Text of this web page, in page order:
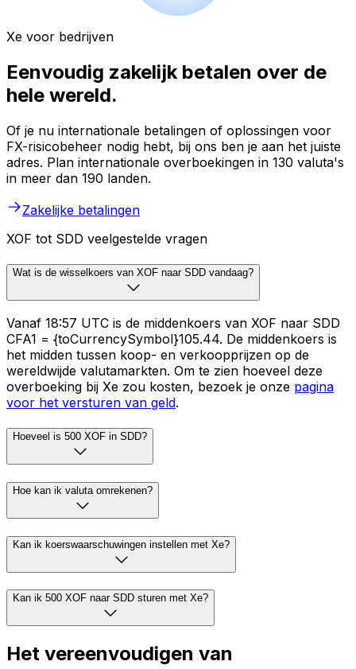
Xe voor bedrijven
Eenvoudig zakelijk betalen over de
hele wereld.
Of je nu internationale betalingen of oplossingen voor
FX-risicobeheer nodig hebt, bij ons ben je aan het juiste
adres. Plan internationale overboekingen in 130 valuta's
in meer dan 190 landen.
Zakelijke betalingen
XOF tot SDD veelgestelde vragen
Wat is de wisselkoers van XOF naar SDD vandaag?
Vanaf 18:57 UTC is de middenkoers van XOF naar SDD
CFA1 = {toCurrencySymbol}105.44. De middenkoers is
het midden tussen koop- en verkoopprijzen op de
wereldwijde valutamarkten. Om te zien hoeveel deze
overboeking bij Xe zou kosten, bezoek je onze pagina
voor het versturen van geld.
Hoeveel is 500 XOF in SDD?
Hoe kan ik valuta omrekenen?
Kan ik koerswaarschuwingen instellen met Xe?
Kan ik 500 XOF naar SDD sturen met Xe?
Het vereenvoudigen van